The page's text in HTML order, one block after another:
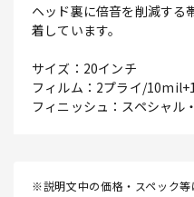
ヘッド裏に倍音を削減する
着しています。
サイズ：20インチ
フィルム：2プライ/
フィニッシュ：スペシャル
※説明文中の価格・スペック